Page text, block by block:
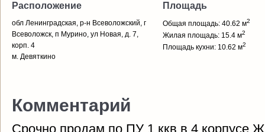
Расположение
обл Ленинградская, р-н Всеволожский, г
Всеволожск, п Мурино, ул Новая, д. 7,
корп. 4
м. Девяткино
Площадь
Общая площадь: 40.62 м2
Жилая площадь: 15.4 м2
Площадь кухни: 10.62 м2
Комментарий
Срочно продам по ПУ 1 ккв в 4 корпусе